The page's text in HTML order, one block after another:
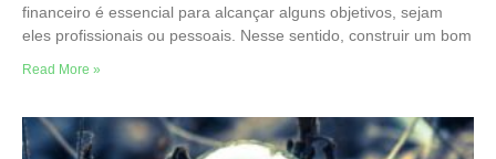
financeiro é essencial para alcançar alguns objetivos, sejam
eles profissionais ou pessoais. Nesse sentido, construir um bom
Read More »